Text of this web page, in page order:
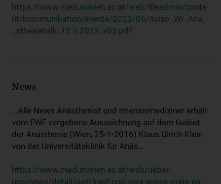
https://www.meduniwien.ac.at/web/fileadmin/conte
nt/kommunikation/events/2023/05/Aviso_Wr_Ana_
_sthesietalk_12.5.2023_v03.pdf
News
...Alle News Anästhesist und Intensivmediziner erhält
vom FWF vergebene Auszeichnung auf dem Gebiet
der Anästhesie (Wien, 25-1-2016) Klaus Ulrich Klein
von der Universitätsklinik für Anäs...
https://www.meduniwien.ac.at/web/ueber-
uns/news/detail/gottfried-und-vera-weiss-preis-an-